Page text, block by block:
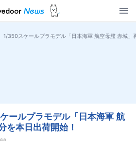
1/350スケールプラモデル「日本海軍 航空母艦 赤城」
ールプラモデル「日本海軍 航
を本日出荷開始！